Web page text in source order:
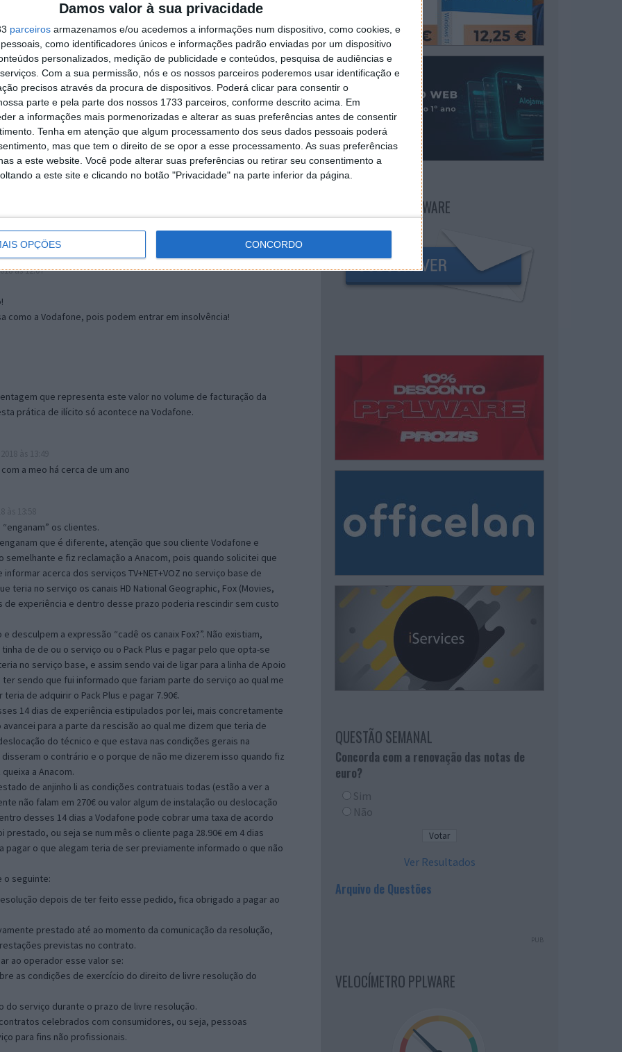
Damos valor à sua privacidade
parceiros armazenamos e/ou acedemos a informações num dispositivo, como cookies, e
como identificadores únicos e informações padrão enviadas por um dispositivo
personalizados, medição de publicidade e conteúdos, pesquisa de audiências e
Com a sua permissão, nós e os nossos parceiros poderemos usar identificação e
precisos através da procura de dispositivos. Poderá clicar para consentir o
parte e pela parte dos nossos 1733 parceiros, conforme descrito acima. Em
a informações mais pormenorizadas e alterar as suas preferências antes de consentir
Tenha em atenção que algum processamento dos seus dados pessoais poderá
mas que tem o direito de se opor a esse processamento. As suas preferências
a este website. Você pode alterar suas preferências ou retirar seu consentimento a
a este site e clicando no botão "Privacidade" na parte inferior da página.
OPÇÕES CONCORDO
gambas, mas o de amanhã não foi desmarcado!
rir…
às 12:07
como a Vodafone, pois podem entrar em insolvência!
que representa este valor no volume de facturação da
prática de ilícito só acontece na Vodafone.
a meo há cerca de um ano
os clientes.
que é diferente, atenção que sou cliente Vodafone e
semelhante e fiz reclamação a Anacom, pois quando solicitei que
acerca dos serviços TV+NET+VOZ no serviço base de
teria no serviço os canais HD National Geographic, Fox (Movies,
de experiência e dentro desse prazo poderia rescindir sem custo
desculpem a expressão “cadê os canaix Fox?”. Não existiam,
de de ou o serviço ou o Pack Plus e pagar pelo que opta-se
no serviço base, e assim sendo vai de ligar para a linha de Apoio
sendo que fui informado que fariam parte do serviço ao qual me
de adquirir o Pack Plus e pagar 7.90€.
14 dias de experiência estipulados por lei, mais concretamente
para a parte da rescisão ao qual me dizem que teria de
do técnico e que estava nas condições gerais na
o contrário e o porque de não me dizerem isso quando fiz
a Anacom.
de anjinho li as condições contratuais todas (estão a ver a
não falam em 270€ ou valor algum de instalação ou deslocação
desses 14 dias a Vodafone pode cobrar uma taxa de acordo
ou seja se num mês o cliente paga 28.90€ em 4 dias
pagar o que alegam teria de ser previamente informado o que não
o seguinte:
depois de ter feito esse pedido, fica obrigado a pagar ao
prestado até ao momento da comunicação da resolução,
previstas no contrato.
ao operador esse valor se:
as condições de exercício do direito de livre resolução do
do serviço durante o prazo de livre resolução.
celebrados com consumidores, ou seja, pessoas
para fins não profissionais.
NEWSLETTER PPLWARE
QUESTÃO SEMANAL
Concorda com a renovação das notas de
euro?
Sim
Não
Ver Resultados
Arquivo de Questões
PUB
VELOCÍMETRO PPLWARE